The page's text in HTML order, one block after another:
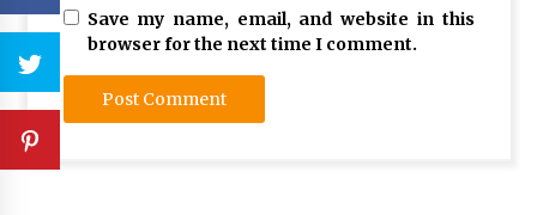
Save my name, email, and website in this
browser for the next time I comment.